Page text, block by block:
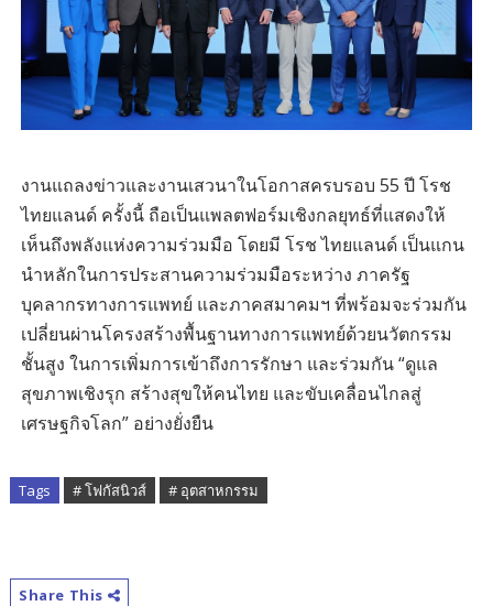
งานแถลงข่าวและงานเสวนาในโอกาสครบรอบ 55 ปี โรช
ไทยแลนด์ ครั้งนี้ ถือเป็นแพลตฟอร์มเชิงกลยุทธ์ที่แสดงให้
เห็นถึงพลังแห่งความร่วมมือ โดยมี โรช ไทยแลนด์ เป็นแกน
นำหลักในการประสานความร่วมมือระหว่าง ภาครัฐ
บุคลากรทางการแพทย์ และภาคสมาคมฯ ที่พร้อมจะร่วมกัน
เปลี่ยนผ่านโครงสร้างพื้นฐานทางการแพทย์ด้วยนวัตกรรม
ชั้นสูง ในการเพิ่มการเข้าถึงการรักษา และร่วมกัน “ดูแล
สุขภาพเชิงรุก สร้างสุขให้คนไทย และขับเคลื่อนไกลสู่
เศรษฐกิจโลก” อย่างยั่งยืน
Tags # โฟกัสนิวส์ # อุตสาหกรรม
Share This